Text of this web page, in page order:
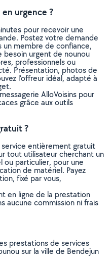
urgence ?
pour recevoir une
Postez votre demande
membre de confiance,
besoin urgent de nounou
professionnels ou
Présentation, photos de
l'offreur idéal, adapté à
AlloVoisins pour
grâce aux outils
?
entièrement gratuit
tout utilisateur cherchant un
ou particulier, pour une
de matériel. Payez
fixé par vous,
en ligne de la prestation
aucune commission ni frais
prestations de services
sur la ville de Bendejun